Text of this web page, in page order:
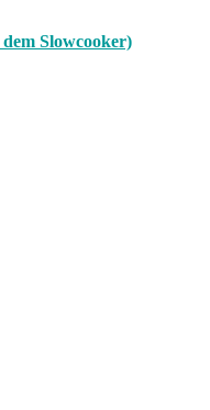
Slowcooker)